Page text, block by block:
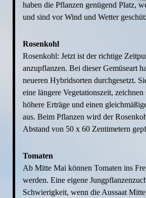
haben die Pflanzen genügend Platz,
und sind vor Wind und Wetter
Rosenkohl
Rosenkohl: Jetzt ist der richtige
anzupflanzen. Bei dieser Gemüseart
neueren Hybridsorten durchgesetzt.
eine längere Vegetationszeit, zeichnen
höhere Erträge und einen
aus. Beim Pflanzen wird der
Abstand von 50 x 60 Zentimetern
Tomaten
Ab Mitte Mai können Tomaten ins
werden. Eine eigene
Schwierigkeit, wenn die Aussaat